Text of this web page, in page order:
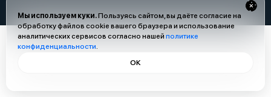
Мы используем куки.Пользуясь сайтом, вы даёте согласие на
обработку файлов cookie вашего браузера и использование
аналитических сервисов согласно нашей политике
конфиденциальности.
ОК